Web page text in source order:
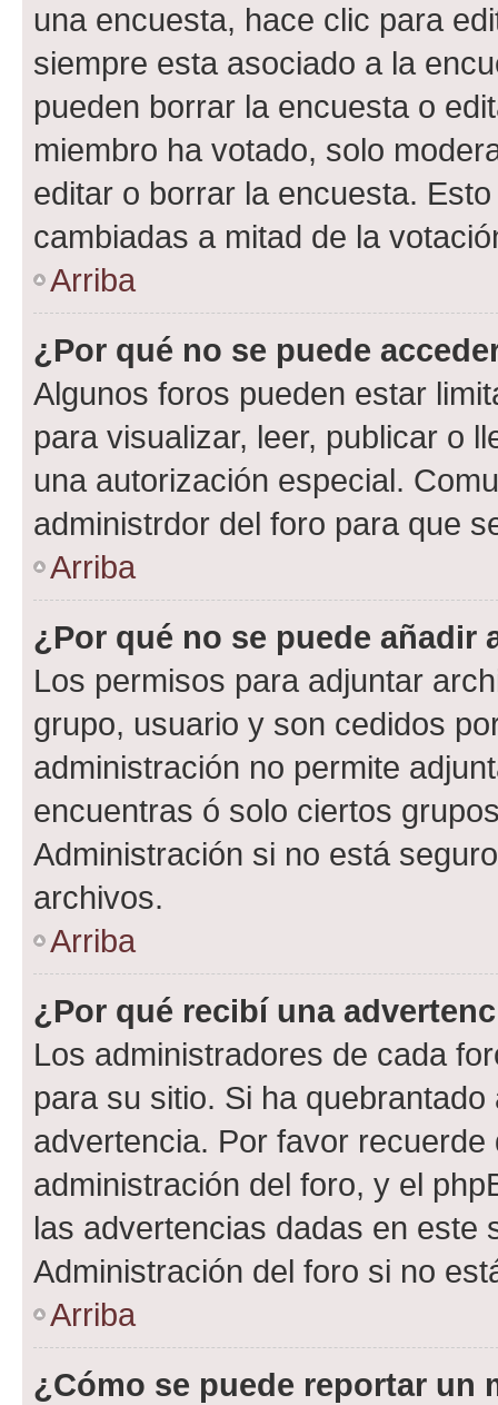
una encuesta, hace clic para
siempre esta asociado a la
pueden borrar la encuesta o
miembro ha votado, solo
editar o borrar la encuesta.
cambiadas a mitad de la
Arriba
¿Por qué no se puede
Algunos foros pueden estar
para visualizar, leer, publicar o
una autorización especial.
administrdor del foro para que
Arriba
¿Por qué no se puede añadir
Los permisos para adjuntar
grupo, usuario y son cedidos
administración no permite
encuentras ó solo ciertos
Administración si no está
archivos.
Arriba
¿Por qué recibí una
Los administradores de cada
para su sitio. Si ha
advertencia. Por favor
administración del foro, y el
las advertencias dadas en este
Administración del foro si no
Arriba
¿Cómo se puede reportar un